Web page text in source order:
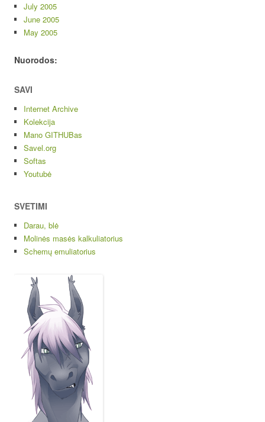
July 2005
June 2005
May 2005
Nuorodos:
SAVI
Internet Archive
Kolekcija
Mano GITHUBas
Savel.org
Softas
Youtubė
SVETIMI
Darau, blė
Molinės masės kalkuliatorius
Schemų emuliatorius